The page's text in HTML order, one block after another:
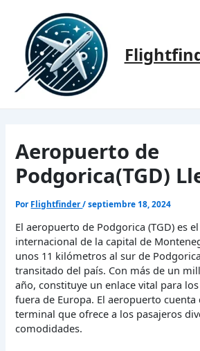
contenido
Aeropuerto de
Podgorica(TGD)
Por Flightfinder/septiembre 18, 2024
El aeropuerto de Podgorica (TGD) es
internacional de la capital de
unos 11 kilómetros al sur de
transitado del país. Con más de un
año, constituye un enlace vital para
fuera de Europa. El aeropuerto
terminal que ofrece a los pasajeros
comodidades.